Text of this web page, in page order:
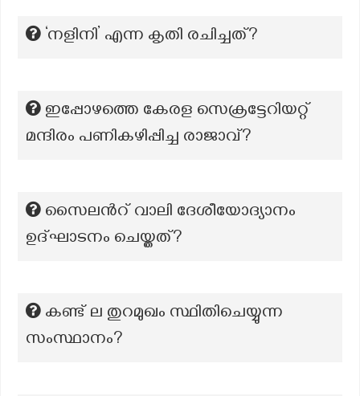
‘നളിനി’ എന്ന കൃതി രചിച്ചത്?
ഇപ്പോഴത്തെ കേരള സെക്രട്ടേറിയറ്റ്
മന്ദിരം പണികഴിപ്പിച്ച രാജാവ്?
സൈലന്‍റ് വാലി ദേശീയോദ്യാനം
ഉദ്ഘാടനം ചെയ്തത്?
കണ്ട് ല തുറമുഖം സ്ഥിതിചെയ്യുന്ന
സംസ്ഥാനം?